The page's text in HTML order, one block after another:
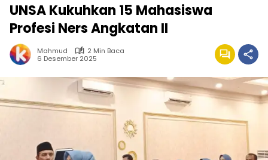
UNSA Kukuhkan 15 Mahasiswa
Profesi Ners Angkatan II
Mahmud
2 Min Baca
6 Desember 2025